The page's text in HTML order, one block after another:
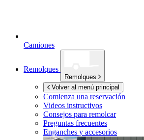
Camiones
Remolques
Remolques
Volver al menú principal
Comienza una reservación
Videos instructivos
Consejos para remolcar
Preguntas frecuentes
Enganches y accesorios